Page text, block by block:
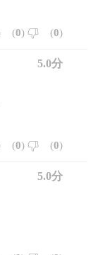
(0) (0)
5.0分
(0) (0)
5.0分